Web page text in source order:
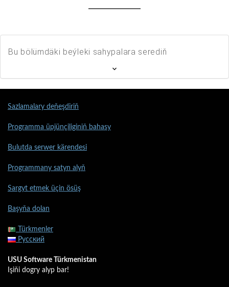
Bu bölümdäki beýleki sahypalara serediň
Sazlamalary deňeşdiriň
Programma üpjünçiliginiň bahasy
Bulutda serwer kärendesi
Programmany satyn alyň
Sargyt etmek üçin ösüş
Başyňa dolan
Türkmenler
Русский
USU Software Türkmenistan
Işiňi dogry alyp bar!